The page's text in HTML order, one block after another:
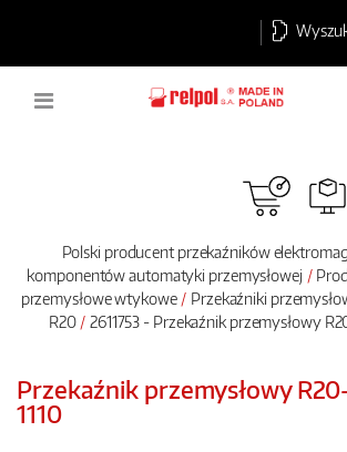
Polski producent przekaźników
komponentów automatyki przemysłowej
przemysłowe wtykowe
Przekaźniki
R20
2611753 - Przekaźnik przemysłowy
Przekaźnik przemysłowy
1110